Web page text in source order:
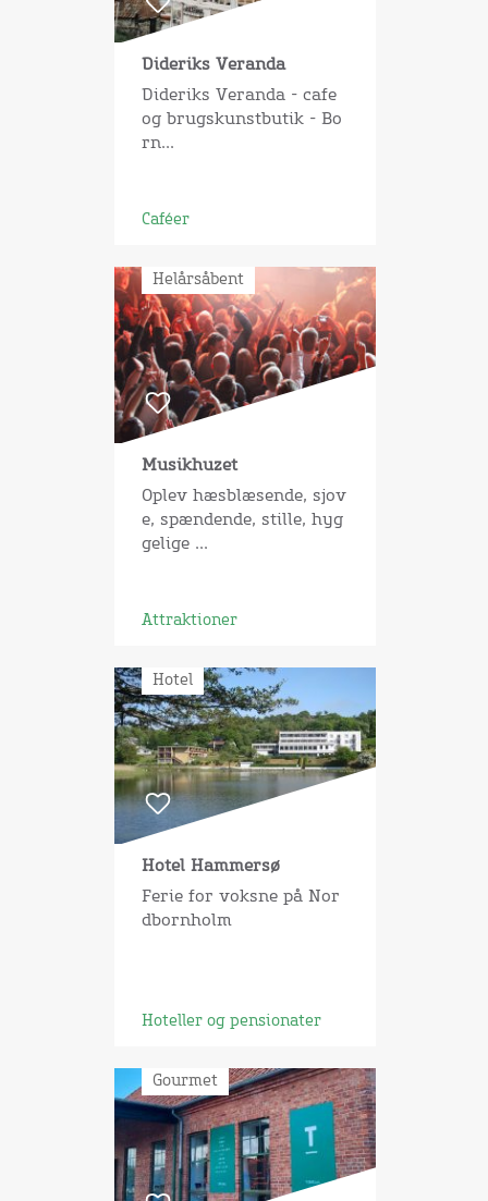
Dideriks Veranda
Dideriks Veranda - cafe
og brugskunstbutik - Bo
rn...
Caféer
Helårsåbent
Musikhuzet
Oplev hæsblæsende, sjov
e, spændende, stille, hyg
gelige ...
Attraktioner
Hotel
Hotel Hammersø
Ferie for voksne på Nor
dbornholm
Hoteller og pensionater
Gourmet